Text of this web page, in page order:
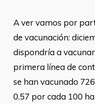
A ver vamos por
de vacunación:
dispondría a
primera línea de
se han vacunado
0.57 por cada 100